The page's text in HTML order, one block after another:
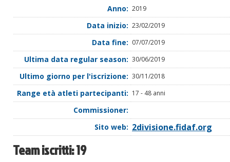
Anno: 2019
Data inizio: 23/02/2019
Data fine: 07/07/2019
Ultima data regular season: 30/06/2019
Ultimo giorno per l'iscrizione: 30/11/2018
Range età atleti partecipanti: 17 - 48 anni
Commissioner:
Sito web: 2divisione.fidaf.org
Team iscritti:19